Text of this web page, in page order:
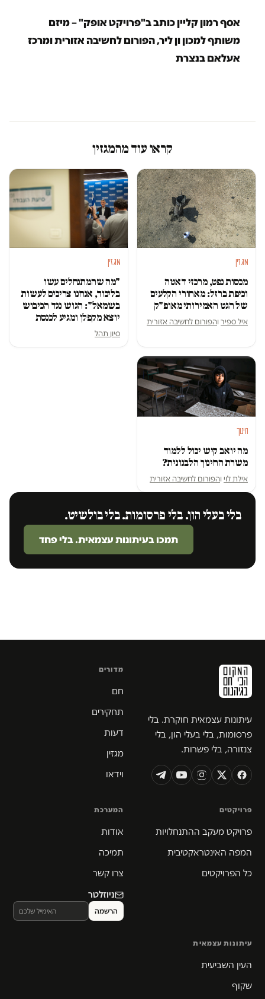
אסף רמון קליין כותב ב"פרויקט אופק" – מיזם
משותף למכון ון ליר, הפורום לחשיבה אזורית ומרכז
אעלאם בנצרת
קראו עוד מהמגזין
מגזין
מכסות נפט, מרכזי דאטה
וכיפת ברזל: מאחורי הקלעים
של הגט האמירותי מאופ"ק
איל ספיר והפורום לחשיבה אזורית
מגזין
"מה שהמתנחלים עשו
בליכוד, אנחנו צריכים לעשות
בשמאל": הגוש נגד הכיבוש
יוצא מקפלן ומגיע לכנסת
סיון תהל
חינוך
מה יואב קיש יכול ללמוד
משרת החינוך הלבנונית?
אילת לוי והפורום לחשיבה אזורית
בלי בעלי הון. בלי פרסומות. בלי בולשיט.
תמכו בעיתונות עצמאית. בלי פחד
עיתונות עצמאית חוקרת. בלי
פרסומות, בלי בעלי הון, בלי
צנזורה, בלי פשרות.
מדורים
חם
תחקירים
דעות
מגזין
וידאו
פרויקטים
פרויקט מעקב ההתנחלויות
המפה האינטראקטיבית
כל הפרויקטים
המערכת
אודות
תמיכה
צרו קשר
ניוזלטר
עיתונות עצמאית
העין השביעית
שקוף